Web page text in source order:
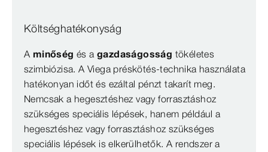
Költséghatékonyság
A minőség és agazdaságosság tökéletes
szimbiózisa. A Viega préskötés-technika használata
hatékonyan időt és ezáltal pénzt takarít meg.
Nemcsak a hegesztéshez vagy forrasztáshoz
szükséges speciális lépések, hanem például a
hegesztéshez vagy forrasztáshoz szükséges
speciális lépések is elkerülhetők. A rendszer a